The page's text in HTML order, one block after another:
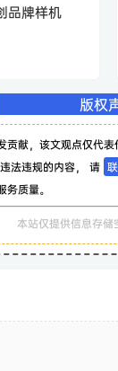
品牌样机
版权
贡献，该文观点仅代
法违规的内容， 请
质量。
本站仅提供信息存储